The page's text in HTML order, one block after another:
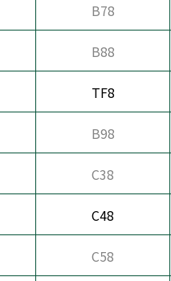
B78
B88
TF8
B98
C38
C48
C58